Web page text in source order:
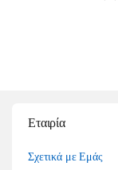
Εταιρία
Σχετικά με Εμάς